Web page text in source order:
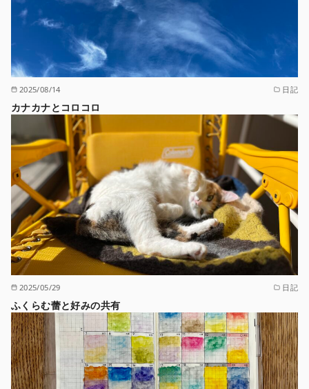
2025/08/14 日記
カナカナとコロコロ
2025/05/29 日記
ふくらむ蕾と好みの共有